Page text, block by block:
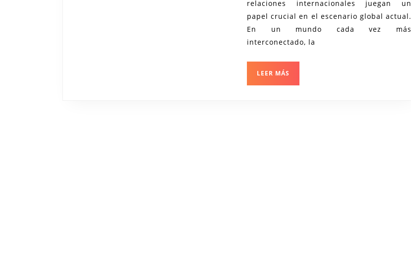
Relaciones
Internacionales
en
relaciones internacionales juegan un
papel crucial en el escenario global actual.
En un mundo cada vez más
interconectado, la
LEER MÁS